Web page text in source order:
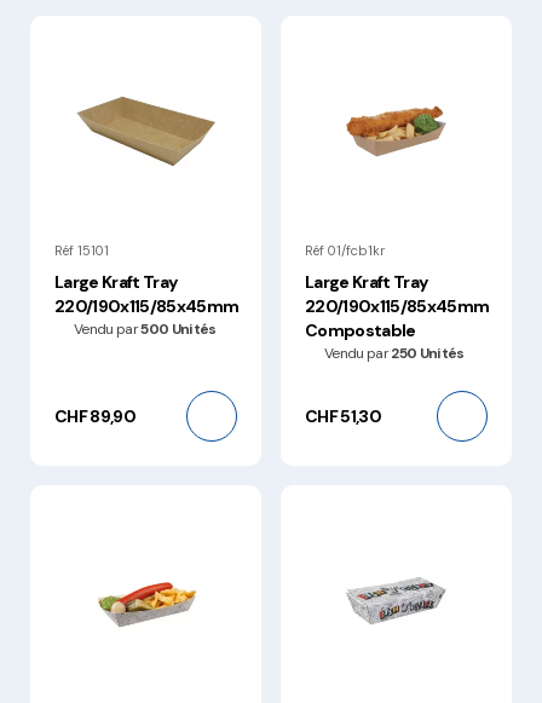
Réf 15101
Large Kraft Tray
220/190x115/85x45mm
Vendu par500 Unités
CHF 89,90
Réf 01/fcb1kr
Large Kraft Tray
220/190x115/85x45mm
Compostable
Vendu par250 Unités
CHF 51,30